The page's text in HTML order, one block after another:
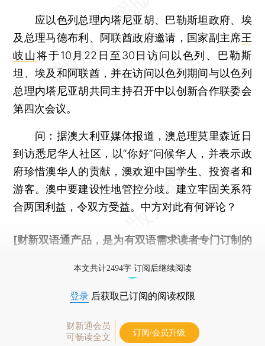
应以色列总理内塔尼亚胡、巴勒斯坦政府、埃
及总理马德布利、阿联酋政府邀请，国家副主席王
岐山将于10月22日至30日访问以色列、巴勒斯
坦、埃及和阿联酋，并在访问以色列期间与以色列
总理内塔尼亚胡共同主持召开中以创新合作联委会
第四次会议。
问： 据澳大利亚媒体报道，澳总理莫里森近日
到访悉尼华人社区，以“你好”问候华人，并表示政
府珍惜澳华人的贡献，澳欢迎中国学生、投资者和
游客。澳中要建设性地管控分歧。建立牢固关系符
合两国利益，令双方受益。中方对此有何评论？
[财新双语通产品，是为有双语需求读者专门订制的
本文共计2494字 订阅后继续阅读
登录 后获取已订阅的阅读权限
财新通会员
可畅读全文
订阅/会员升级